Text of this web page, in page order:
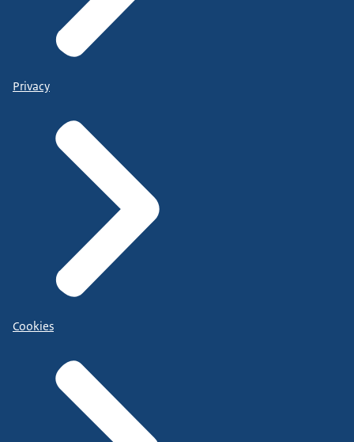
Privacy
Cookies